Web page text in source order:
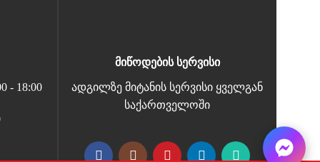
- 18:00
მიწოდების სერვისი
ადგილზე მიტანის სერვისი ყველგან
საქართველოში